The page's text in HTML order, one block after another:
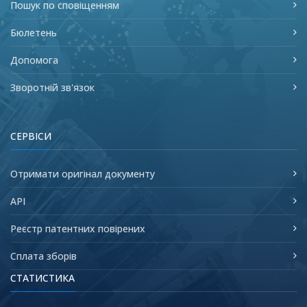
Пошук по сповіщенням
Бюлетень
Допомога
Зворотній зв'язок
СЕРВІСИ
Отримати оригінал документу
API
Реєстр патентних повірених
Сплата зборів
СТАТИСТИКА